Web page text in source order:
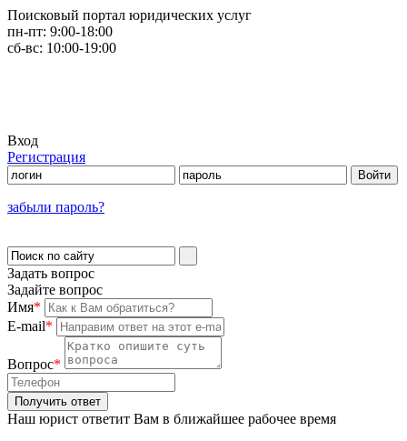
Поисковый портал юридических услуг
пн-пт: 9:00-18:00
сб-вс: 10:00-19:00
Вход
Регистрация
забыли пароль?
Задать вопрос
Задайте вопрос
Имя*
E-mail*
Вопрос*
Наш юрист ответит Вам в ближайшее рабочее время